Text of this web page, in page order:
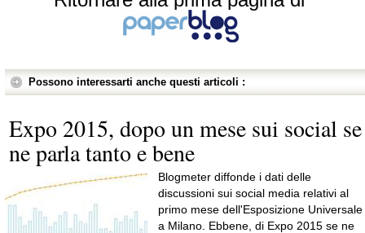
Possono interessarti anche questi articoli :
Expo 2015, dopo un mese sui social se
ne parla tanto e bene
Blogmeter diffonde i dati delle
discussioni sui social media relativi al
primo mese dell'Esposizione Universale
a Milano. Ebbene, di Expo 2015 se ne